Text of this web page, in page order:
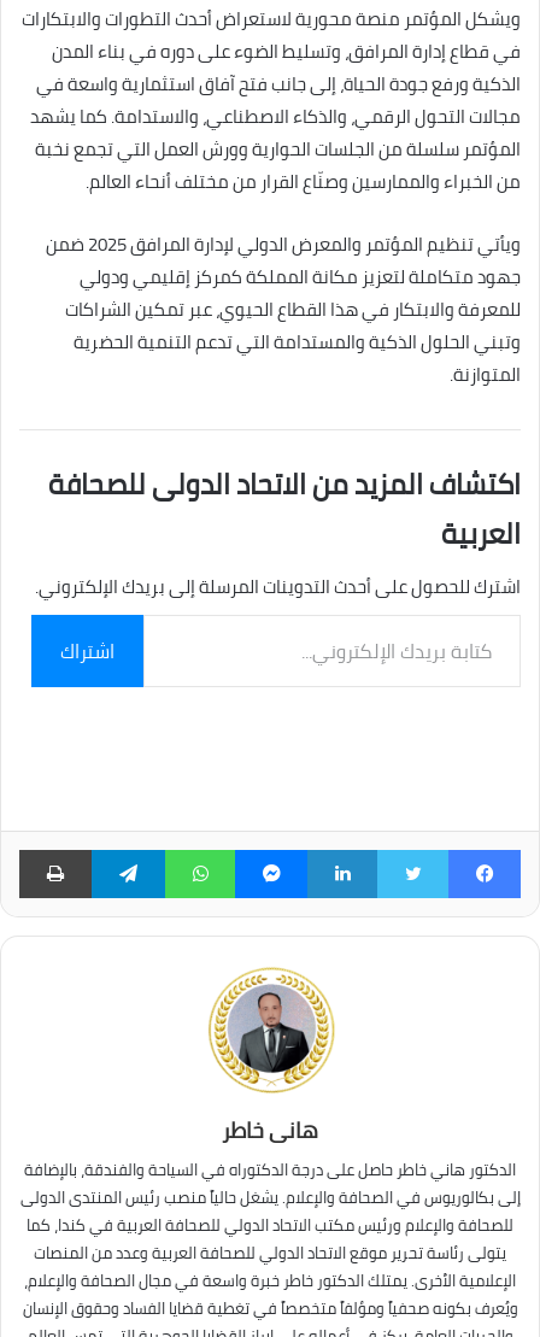
ويشكل المؤتمر منصة محورية لاستعراض أحدث التطورات والابتكارات
في قطاع إدارة المرافق، وتسليط الضوء على دوره في بناء المدن
الذكية ورفع جودة الحياة، إلى جانب فتح آفاق استثمارية واسعة في
مجالات التحول الرقمي، والذكاء الاصطناعي، والاستدامة. كما يشهد
المؤتمر سلسلة من الجلسات الحوارية وورش العمل التي تجمع نخبة
من الخبراء والممارسين وصنّاع القرار من مختلف أنحاء العالم.
ويأتي تنظيم المؤتمر والمعرض الدولي لإدارة المرافق 2025 ضمن
جهود متكاملة لتعزيز مكانة المملكة كمركز إقليمي ودولي
للمعرفة والابتكار في هذا القطاع الحيوي، عبر تمكين الشراكات
وتبني الحلول الذكية والمستدامة التي تدعم التنمية الحضرية
المتوازنة.
اكتشاف المزيد من الاتحاد الدولى للصحافة
العربية
اشترك للحصول على أحدث التدوينات المرسلة إلى بريدك الإلكتروني.
بريدك
الإلكتروني...
اشتراك
فيسبوك لينكدإن ماسنجر واتساب تيلقرام
هانى خاطر
الدكتور هاني خاطر حاصل على درجة الدكتوراه في السياحة والفندقة، بالإضافة
إلى بكالوريوس في الصحافة والإعلام. يشغل حالياً منصب رئيس المنتدى الدولى
للصحافة والإعلام ورئيس مكتب الاتحاد الدولي للصحافة العربية في كندا، كما
يتولى رئاسة تحرير موقع الاتحاد الدولي للصحافة العربية وعدد من المنصات
الإعلامية الأخرى. يمتلك الدكتور خاطر خبرة واسعة في مجال الصحافة والإعلام،
ويُعرف بكونه صحفياً ومؤلفاً متخصصاً في تغطية قضايا الفساد وحقوق الإنسان